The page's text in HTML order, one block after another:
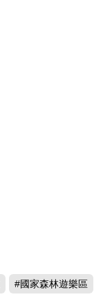
#國家森林遊樂區